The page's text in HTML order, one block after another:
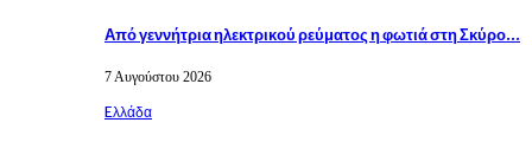
Από γεννήτρια ηλεκτρικού ρεύματος η φωτιά στη Σκύρο…
7 Αυγούστου 2026
Eλλάδα